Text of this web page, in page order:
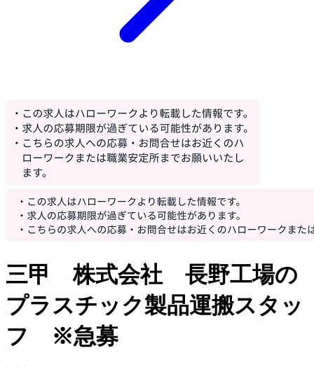
三甲 株式会社 長野工場の
プラスチック製品運搬スタッ
フ ※急募